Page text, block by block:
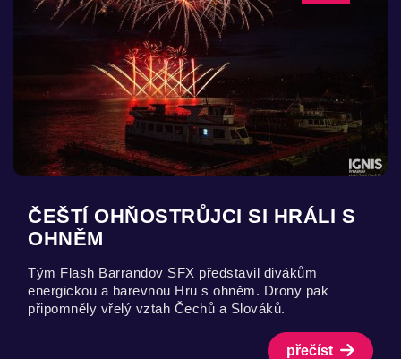
ČEŠTÍ OHŇOSTRŮJCI SI HRÁLI S
OHNĚM
Tým Flash Barrandov SFX představil divákům
energickou a barevnou Hru s ohněm. Drony pak
připomněly vřelý vztah Čechů a Slováků.
přečíst